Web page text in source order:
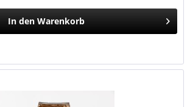
In den Warenkorb